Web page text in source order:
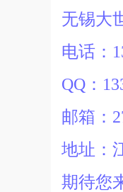
无锡大
电话：
QQ：
邮箱：
地址：
期待您